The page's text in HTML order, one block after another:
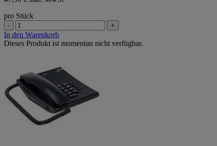
pro Stück
- +
In den Warenkorb
Dieses Produkt ist momentan nicht verfügbar.